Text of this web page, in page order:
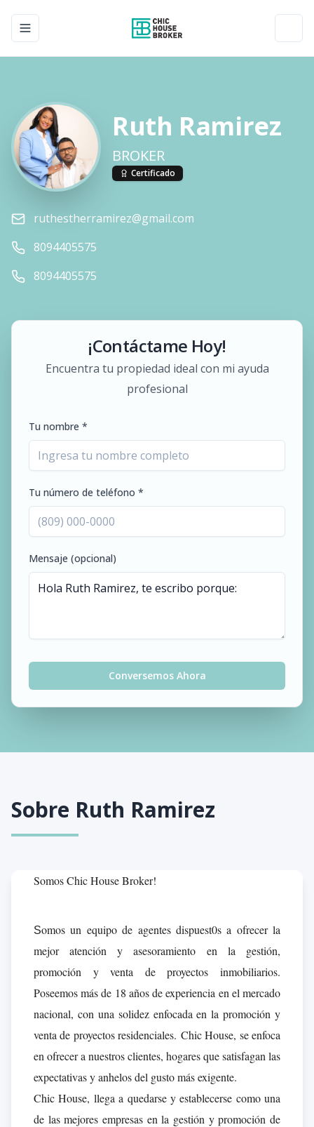
Toggle navigation menu
Ruth Ramirez
BROKER
Certificado
ruthestherramirez@gmail.com
8094405575
8094405575
¡Contáctame Hoy!
Encuentra tu propiedad ideal con mi ayuda
profesional
Tu nombre *
Tu número de teléfono *
Mensaje (opcional)
Conversemos Ahora
Sobre Ruth Ramirez
Somos Chic House Broker!
Somos un equipo de agentes dispuest0s a ofrecer la
mejor atención y asesoramiento en la gestión,
promoción y venta de proyectos inmobiliarios.
Poseemos más de 18 años de experiencia en el mercado
nacional, con una solidez enfocada en la promoción y
venta de proyectos residenciales. Chic House, se enfoca
en ofrecer a nuestros clientes, hogares que satisfagan las
expectativas y anhelos del gusto más exigente.
Chic House, llega a quedarse y establecerse como una
de las mejores empresas en la gestión y promoción de